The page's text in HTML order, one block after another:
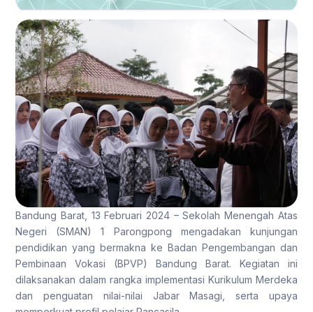
Bandung Barat, 13 Februari 2024 – Sekolah Menengah Atas
Negeri (SMAN) 1 Parongpong mengadakan kunjungan
pendidikan yang bermakna ke Badan Pengembangan dan
Pembinaan Vokasi (BPVP) Bandung Barat. Kegiatan ini
dilaksanakan dalam rangka implementasi Kurikulum Merdeka
dan penguatan nilai-nilai Jabar Masagi, serta upaya